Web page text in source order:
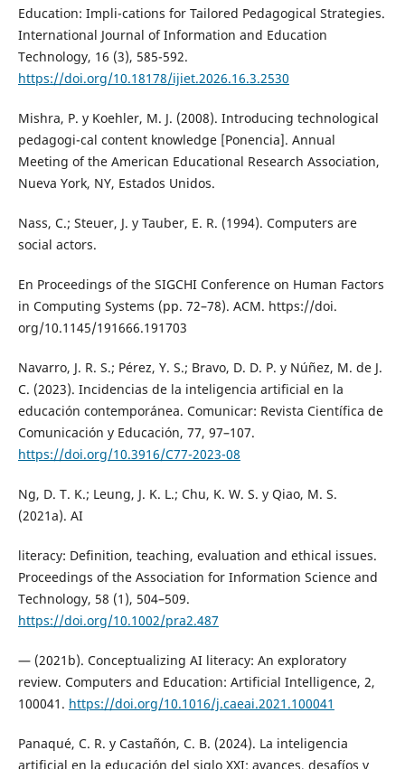
Education: Impli-cations for Tailored Pedagogical Strategies.
International Journal of Information and Education
Technology, 16 (3), 585-592.
https://doi.org/10.18178/ijiet.2026.16.3.2530
Mishra, P. y Koehler, M. J. (2008). Introducing technological
pedagogi-cal content knowledge [Ponencia]. Annual
Meeting of the American Educational Research Association,
Nueva York, NY, Estados Unidos.
Nass, C.; Steuer, J. y Tauber, E. R. (1994). Computers are
social actors.
En Proceedings of the SIGCHI Conference on Human Factors
in Computing Systems (pp. 72–78). ACM. https://doi.
org/10.1145/191666.191703
Navarro, J. R. S.; Pérez, Y. S.; Bravo, D. D. P. y Núñez, M. de J.
C. (2023). Incidencias de la inteligencia artificial en la
educación contemporánea. Comunicar: Revista Científica de
Comunicación y Educación, 77, 97–107.
https://doi.org/10.3916/C77-2023-08
Ng, D. T. K.; Leung, J. K. L.; Chu, K. W. S. y Qiao, M. S.
(2021a). AI
literacy: Definition, teaching, evaluation and ethical issues.
Proceedings of the Association for Information Science and
Technology, 58 (1), 504–509.
https://doi.org/10.1002/pra2.487
— (2021b). Conceptualizing AI literacy: An exploratory
review. Computers and Education: Artificial Intelligence, 2,
100041. https://doi.org/10.1016/j.caeai.2021.100041
Panaqué, C. R. y Castañón, C. B. (2024). La inteligencia
artificial en la educación del siglo XXI: avances, desafíos y